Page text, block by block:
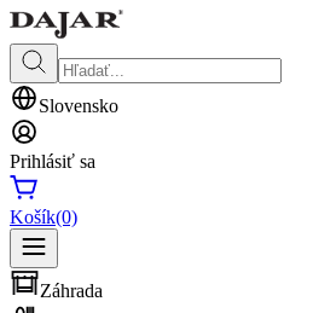
Slovensko
Prihlásiť sa
Košík(0)
Záhrada